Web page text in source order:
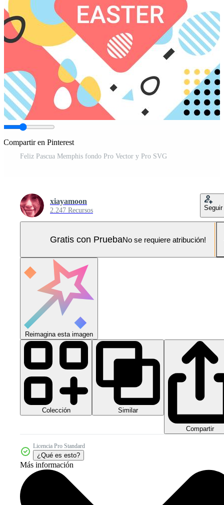
Compartir en Pinterest
Feliz Pascua Memphis fondo Pro Vector y Pro SVG
xiayamoon
2.247 Recursos Seguir
Gratis con PruebaNo se requiere atribución!
Reimagina esta imagen
Colección Similar
Compartir
Licencia Pro Standard
¿Qué es esto?
Más información